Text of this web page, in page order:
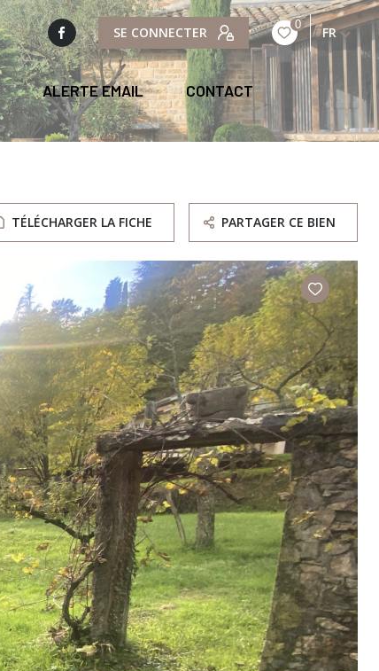
SE CONNECTER 0 FR
ALERTE EMAIL CONTACT
TÉLÉCHARGER LA FICHE PARTAGER CE BIEN